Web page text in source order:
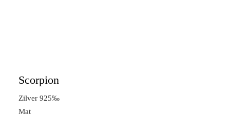
Scorpion
Zilver 925‰
Mat